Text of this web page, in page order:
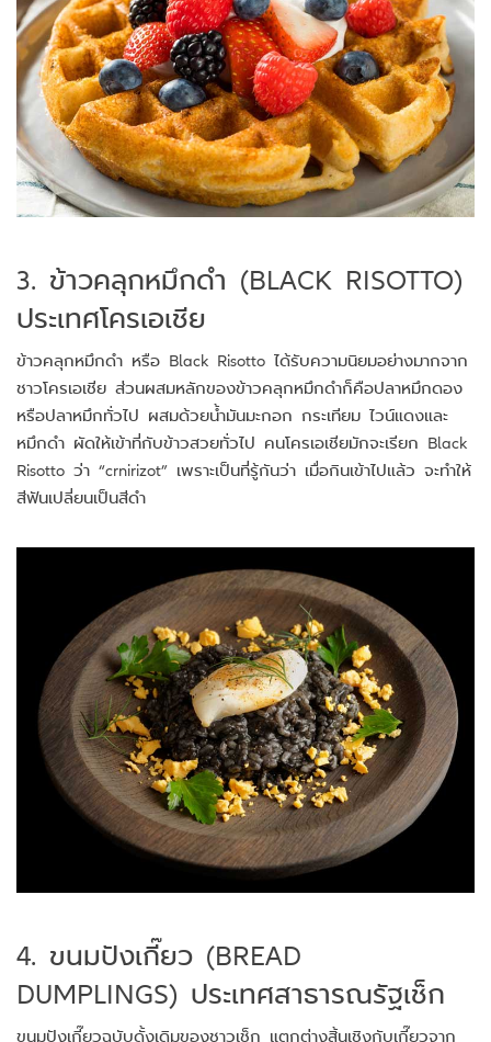
3. ข้าวคลุกหมึกดำ (BLACK RISOTTO)
ประเทศโครเอเชีย
ข้าวคลุกหมึกดำ หรือ Black Risotto ได้รับความนิยมอย่างมากจาก
ชาวโครเอเชีย ส่วนผสมหลักของข้าวคลุกหมึกดำก็คือปลาหมึกดอง
หรือปลาหมึกทั่วไป ผสมด้วยน้ำมันมะกอก กระเทียม ไวน์แดงและ
หมึกดำ ผัดให้เข้าที่กับข้าวสวยทั่วไป คนโครเอเชียมักจะเรียก Black
Risotto ว่า “crnirizot” เพราะเป็นที่รู้กันว่า เมื่อกินเข้าไปแล้ว จะทำให้
สีฟันเปลี่ยนเป็นสีดำ
4. ขนมปังเกี๊ยว (BREAD
DUMPLINGS) ประเทศสาธารณรัฐเช็ก
ขนมปังเกี๊ยวฉบับดั้งเดิมของชาวเช็ก แตกต่างสิ้นเชิงกับเกี๊ยวจาก